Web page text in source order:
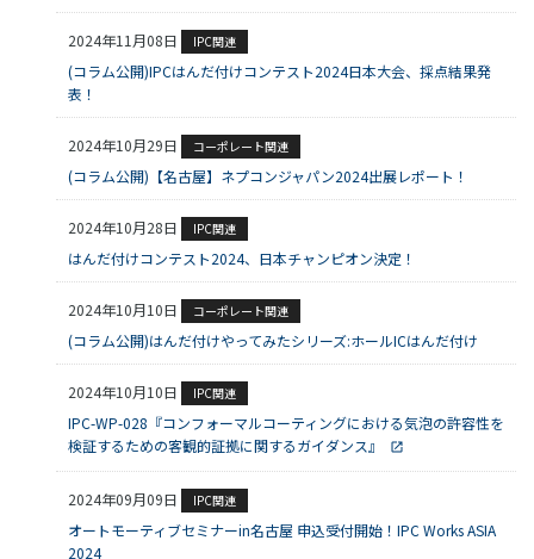
2024年11月08日 IPC関連
(コラム公開)IPCはんだ付けコンテスト2024日本大会、採点結果発
表！
2024年10月29日 コーポレート関連
(コラム公開)【名古屋】ネプコンジャパン2024出展レポート！
2024年10月28日 IPC関連
はんだ付けコンテスト2024、日本チャンピオン決定！
2024年10月10日 コーポレート関連
(コラム公開)はんだ付けやってみたシリーズ:ホールICはんだ付け
2024年10月10日 IPC関連
IPC-WP-028『コンフォーマルコーティングにおける気泡の許容性を
検証するための客観的証拠に関するガイダンス』
2024年09月09日 IPC関連
オートモーティブセミナーin名古屋 申込受付開始！IPC Works ASIA
2024